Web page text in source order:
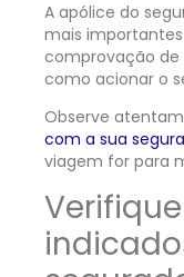
A apólice do
mais
comprovação
como acionar o
Observe
com a sua
viagem for para